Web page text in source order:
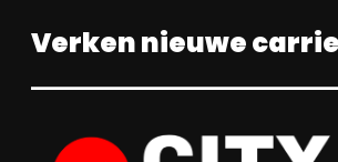
Verken nieuwe